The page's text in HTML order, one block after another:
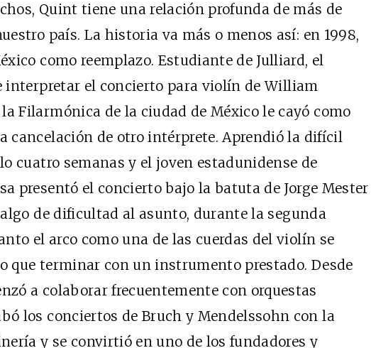
Quint tiene una relación profunda de más de
país. La historia va más o menos así: en 1998,
como reemplazo. Estudiante de Julliard, el
interpretar el concierto para violín de William
Filarmónica de la ciudad de México le cayó como
cancelación de otro intérprete. Aprendió la difícil
cuatro semanas y el joven estadunidense de
presentó el concierto bajo la batuta de Jorge Mester
de dificultad al asunto, durante la segunda
el arco como una de las cuerdas del violín se
que terminar con un instrumento prestado. Desde
a colaborar frecuentemente con orquestas
los conciertos de Bruch y Mendelssohn con la
y se convirtió en uno de los fundadores y